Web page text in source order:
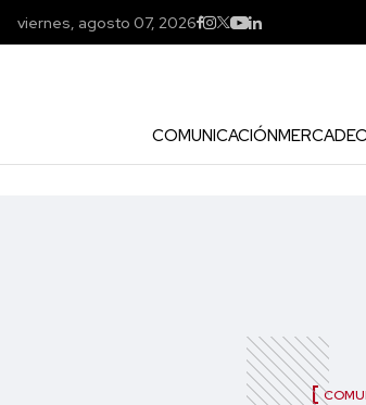
viernes, agosto 07, 2026
COMUNICACIÓN